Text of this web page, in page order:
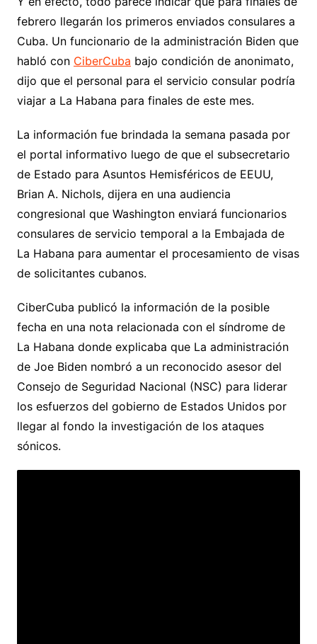
febrero llegarán los primeros enviados consulares a
Cuba. Un funcionario de la administración Biden que
habló con CiberCuba bajo condición de anonimato,
dijo que el personal para el servicio consular podría
viajar a La Habana para finales de este mes.
La información fue brindada la semana pasada por
el portal informativo luego de que el subsecretario
de Estado para Asuntos Hemisféricos de EEUU,
Brian A. Nichols, dijera en una audiencia
congresional que Washington enviará funcionarios
consulares de servicio temporal a la Embajada de
La Habana para aumentar el procesamiento de visas
de solicitantes cubanos.
CiberCuba publicó la información de la posible
fecha en una nota relacionada con el síndrome de
La Habana donde explicaba que La administración
de Joe Biden nombró a un reconocido asesor del
Consejo de Seguridad Nacional (NSC) para liderar
los esfuerzos del gobierno de Estados Unidos por
llegar al fondo la investigación de los ataques
sónicos.